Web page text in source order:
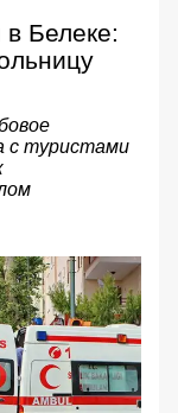
Белеке:
с туристами